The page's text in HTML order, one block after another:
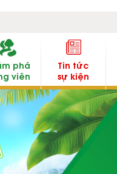
phá
viên
Tin tức
sự kiện